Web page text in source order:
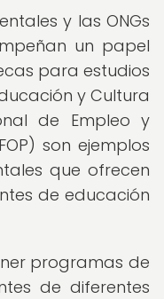
y las ONGs
un papel
para estudios
y Cultura
de Empleo y
son ejemplos
que ofrecen
de educación
programas de
de diferentes